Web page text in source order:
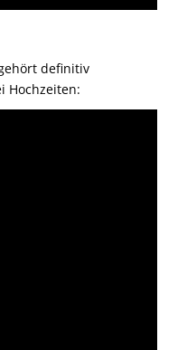
definitiv
Hochzeiten: